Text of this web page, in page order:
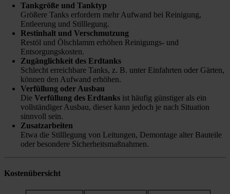
Tankgröße und Tanktyp
Größere Tanks erfordern mehr Aufwand bei Reinigung,
Entleerung und Stilllegung.
Restinhalt und Verschmutzung
Restöl und Ölschlamm erhöhen Reinigungs- und
Entsorgungskosten.
Zugänglichkeit des Erdtanks
Schlecht erreichbare Tanks, z. B. unter Einfahrten oder Gärten,
können den Aufwand erhöhen.
Verfüllung oder Ausbau
Die Verfüllung des Erdtanks ist häufig günstiger als ein
vollständiger Ausbau, dieser kann jedoch je nach Situation
sinnvoll sein.
Zusatzarbeiten
Etwa die Stilllegung von Leitungen, Demontage alter Bauteile
oder besondere Sicherheitsmaßnahmen.
Kostenübersicht